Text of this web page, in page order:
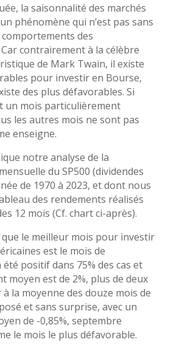
la saisonnalité des marchés
phénomène qui n’est pas sans
des
contrairement à la célèbre
de Mark Twain, il existe
pour investir en Bourse,
des plus défavorables. Si
un mois particulièrement
les autres mois ne sont pas
enseigne.
notre analyse de la
du SP500 (dividendes
de 1970 à 2023, et dont nous
des rendements réalisés
12 mois (Cf. chart ci-après).
le meilleur mois pour investir
est le mois de
positif dans 75% des cas et
moyen est de 2%, plus de deux
la moyenne des douze mois de
et sans surprise, avec un
de -0,85%, septembre
le mois le plus défavorable.